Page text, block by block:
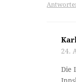
24.
Die